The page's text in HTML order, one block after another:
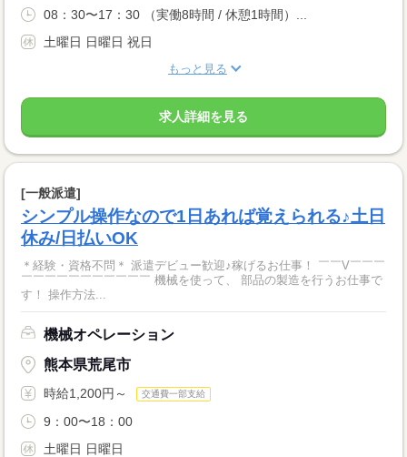
08：30〜17：30 （実働8時間 / 休憩1時間）...
土曜日 日曜日 祝日
もっと見る
求人詳細を見る
[一般派遣]
シンプル操作なので1日あれば覚えられる♪土日
休み/日払いOK
＊経験・資格不問＊ 派遣デビュー歓迎♪稼げるお仕事！ ￣￣V￣￣￣
￣￣￣￣￣￣￣￣￣￣￣ 機械を使って、 部品の製造を行うお仕事で
す！ 操作方法...
機械オペレーション
熊本県荒尾市
時給1,200円～ 交通費一部支給
9：00〜18：00
土曜日 日曜日